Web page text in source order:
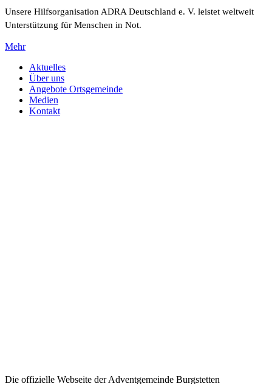
Unsere Hilfsorganisation ADRA Deutschland e. V. leistet weltweit
Unterstützung für Menschen in Not.
Mehr
Aktuelles
Über uns
Angebote Ortsgemeinde
Medien
Kontakt
Die offizielle Webseite der Adventgemeinde Burgstetten